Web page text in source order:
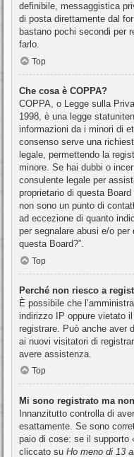
definibile, messaggistica
di posta direttamente dal
bastano pochi secondi per
farlo.
Top
Che cosa è COPPA?
COPPA, o Legge sulla
1998, è una legge
informazioni da i minori di
consenso serve una
legale, permettendo la
minore. Se hai dubbi o
consulente legale per
proprietario di questa
non sono un punto di
ad eccezione di quanto
per segnalare abusi e/o per
questa Board?”.
Top
Perché non riesco a
È possibile che
indirizzo IP oppure vietato
registrare. Può anche aver
ai nuovi visitatori di
avere assistenza.
Top
Mi sono registrato ma
Innanzitutto controlla di
esattamente. Se sono
paio di cose: se il supporto
cliccato su Ho meno di 13